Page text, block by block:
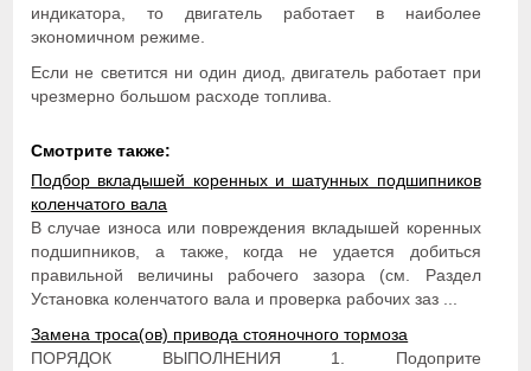
индикатора, то двигатель работает в наиболее
экономичном режиме.
Если не светится ни один диод, двигатель работает при
чрезмерно большом расходе топлива.
Смотрите также:
Подбор вкладышей коренных и шатунных подшипников
коленчатого вала
В случае износа или повреждения вкладышей коренных
подшипников, а также, когда не удается добиться
правильной величины рабочего зазора (см. Раздел
Установка коленчатого вала и проверка рабочих заз ...
Замена троса(ов) привода стояночного тормоза
ПОРЯДОК ВЫПОЛНЕНИЯ 1. Подоприте